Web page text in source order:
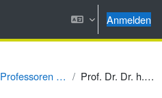
Anmelden
Emeritierte Professoren & weitere Lehrpersonen Prof. Dr. Dr. h.c. Peter Gottwald